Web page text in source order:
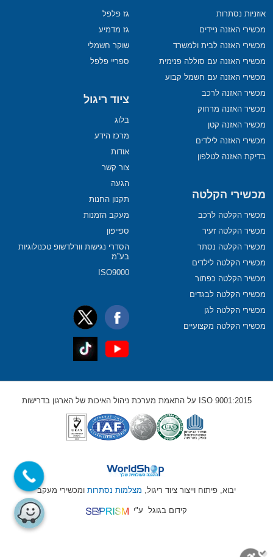
אוזניות נסתרות
מכשירי האזנה ניידים
מכשירי האזנה לבית ולמשרד
מכשירי האזנה עם סוללה פנימית
מכשירי האזנה עם חשמל קבוע
מכשיר האזנה לרכב
מכשיר האזנה מרחוק
מכשיר האזנה קטן
מכשירי האזנה לילדים
בדיקת האזנה לטלפון
מכשירי הקלטה
מכשיר הקלטה לרכב
מכשיר הקלטה זעיר
מכשיר הקלטה נסתר
מכשירי הקלטה לילדים
מכשיר הקלטה כפתור
מכשירי הקלטה לבגדים
מכשירי הקלטה לגן
מכשירי הקלטה מקצועיים
גז פלפל
גז מדמיע
שוקר חשמלי
ספריי פלפל
ציוד ריגול
בלוג
מרכז הידע
אודות
צור קשר
הגעה
תקנון החנות
מעקב הזמנות
ספייפון
הסדרי נגישות וורלדשופ טכנולוגיות
בע”מ
ISO9000
ISO 9001:2015 על התאמת מערכת ניהול האיכות של הארגון בדרישות
יבוא, פיתוח וייצור ציוד ריגול, מצלמות נסתרות ומכשירי מעקב
קידום בגוגל ע"י